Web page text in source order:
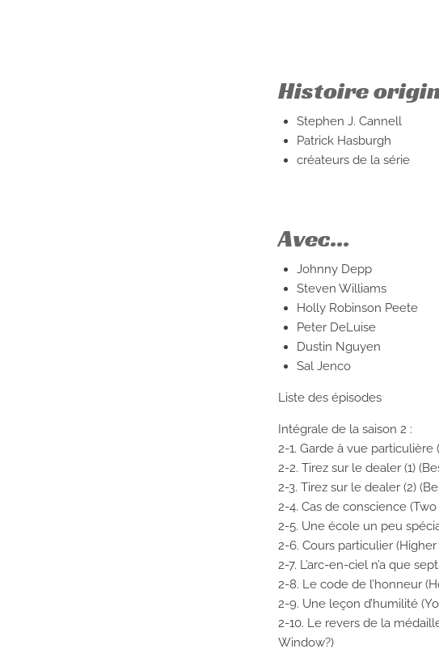
Histoire
Stephen J. Cannell
Patrick Hasburgh
créateurs de la série
Avec...
Johnny Depp
Steven Williams
Holly Robinson Peete
Peter DeLuise
Dustin Nguyen
Sal Jenco
Liste des épisodes
Intégrale de la saison 2 :
2-1. Garde à vue
2-2. Tirez sur le dealer (1)
2-3. Tirez sur le dealer (2)
2-4. Cas de conscience
2-5. Une école un peu
2-6. Cours particulier
2-7. L’arc-en-ciel n’a que
2-8. Le code de l’honneur
2-9. Une leçon d’humilité
2-10. Le revers de la
Window?)